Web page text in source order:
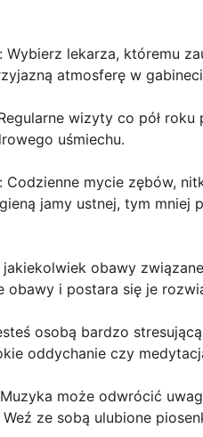
Wybierz lekarza, któremu
atmosferę w
wizyty co pół
uśmiechu.
Codzienne mycie zębów,
jamy ustnej, tym
obawy
obawy i postara się je
osobą bardzo
oddychanie czy
może odwrócić
ze sobą ulubione